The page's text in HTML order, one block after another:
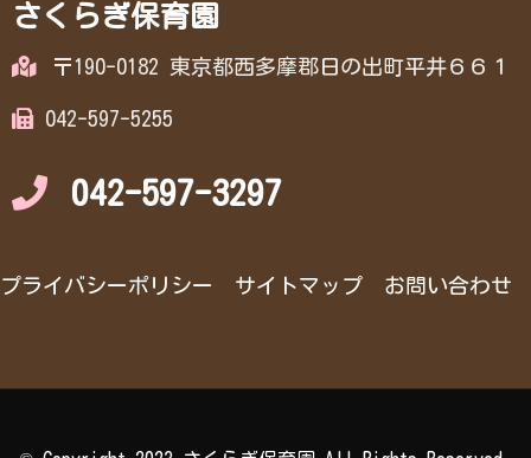
さくらぎ保育園
〒190-0182 東京都西多摩郡日の出町平井６６１
042-597-5255
042-597-3297
プライバシーポリシー サイトマップ お問い合わせ